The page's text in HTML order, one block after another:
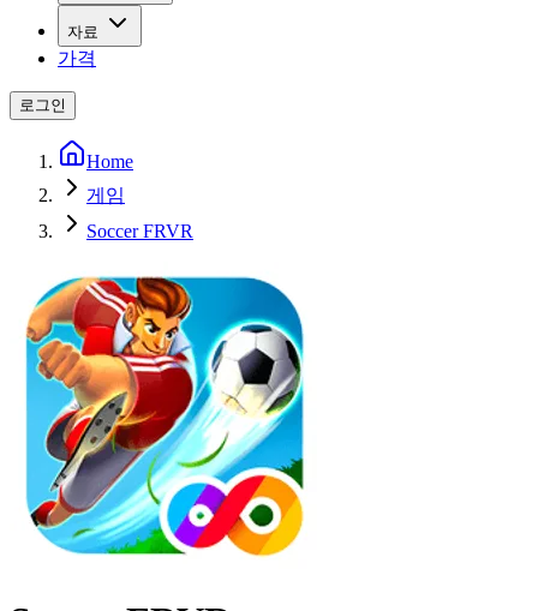
자료
가격
로그인
Home
게임
Soccer FRVR